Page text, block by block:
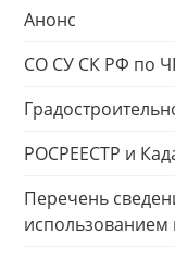
Анонс
СО СУ СК РФ по
РОСРЕЕСТР и
Перечень
использованием